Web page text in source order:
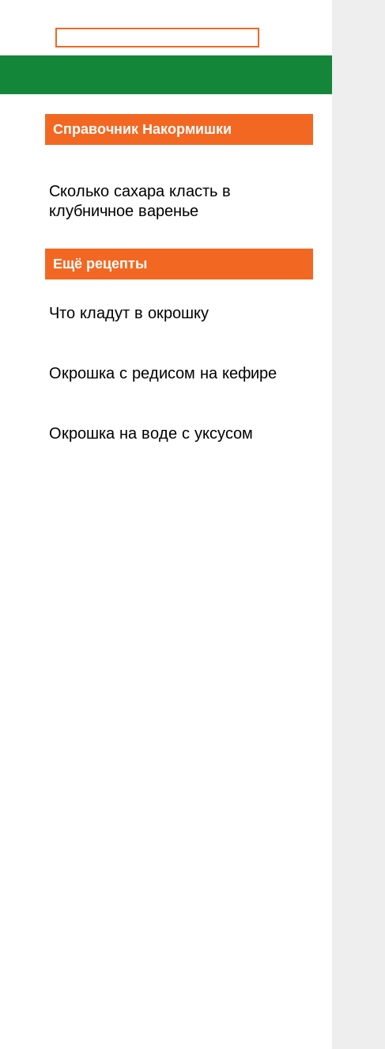
Справочник Накормишки
Сколько сахара класть в
клубничное варенье
Ещё рецепты
Что кладут в окрошку
Окрошка с редисом на кефире
Окрошка на воде с уксусом